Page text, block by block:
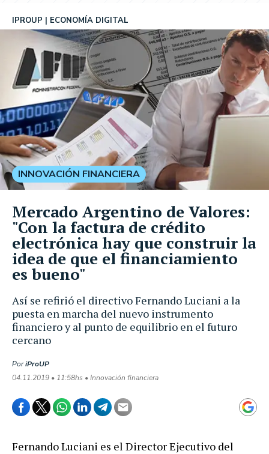
Así se refirió el directivo Fernando Luciani a la
puesta en marcha del nuevo instrumento
financiero y al punto de equilibrio en el futuro
cercano
IPROUP ECONOMÍA DIGITAL
PoriProUP
04.11.2019 • 11:58hs • Innovación financiera
INNOVACIÓN FINANCIERA
Mercado Argentino de Valores:
"Con la factura de crédito
electrónica hay que construir la
idea de que el financiamiento
es bueno"
Fernando Luciani es el Director Ejecutivo del